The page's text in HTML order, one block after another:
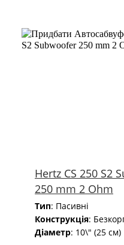
Hertz CS 250 S2
250 mm 2 Ohm
Тип: Пасивні
Конструкція:
Діаметр: 10\" (25 см)